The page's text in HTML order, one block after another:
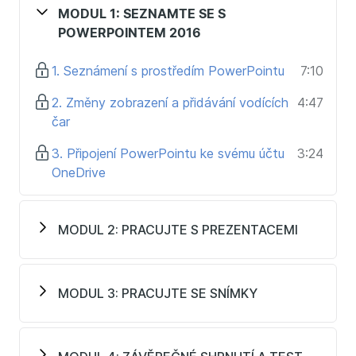
vytvořit z obyčejné prezentace, prezentaci chytlavou
a lehce prezentovatelnou.
prezentace, ale nabízí také skvělé prostředí, ve
kterém je prezentování hračka.
V tomto kurzu se seznámíte s prostředím
PowerPointu, ale také se naučíte základy, které jsou
dostačující pro tvorbu profesionální prezentace.
klávesových zkratek a tipů, které se dají při tvorbě
prezentace využít.
Kurz je určený jak pro začátečníky, tak pro pokročilejší
s PowerPointem. V průběhu kurzu si společně
takové podoby, kterou se nebudete stydět
prezentovat na veřejnosti.
MODUL 1: SEZNAMTE SE S
POWERPOINTEM 2016
1. Seznámení s prostředím PowerPointu
7:10
2. Změny zobrazení a přidávání vodících
čar
4:47
3. Připojení PowerPointu ke svému účtu
OneDrive
3:24
MODUL 2: PRACUJTE S PREZENTACEMI
MODUL 3: PRACUJTE SE SNÍMKY